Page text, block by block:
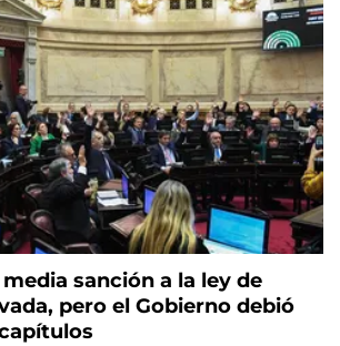
sanción a la ley de
pero el Gobierno debió